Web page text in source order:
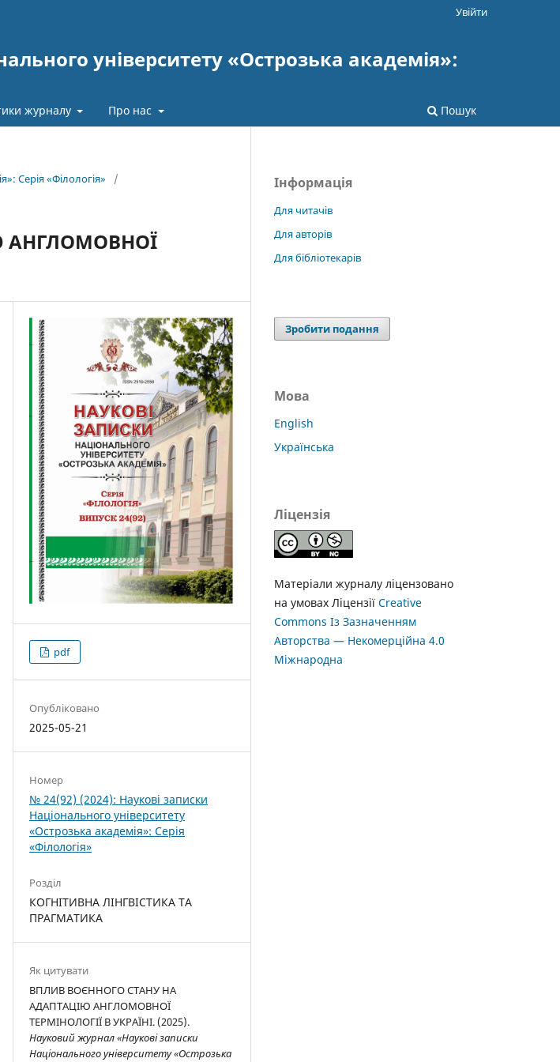
університету «Острозька академія»:
журналу Про нас Пошук
Увійти
Серія «Філологія»
/
АНГЛОМОВНОЇ
pdf
Опубліковано
2025-05-21
Номер
№ 24(92) (2024): Наукові записки
Національного університету
«Острозька академія»: Серія
«Філологія»
Розділ
КОГНІТИВНА ЛІНГВІСТИКА ТА
ПРАГМАТИКА
Як цитувати
ВПЛИВ ВОЄННОГО СТАНУ НА
АДАПТАЦІЮ АНГЛОМОВНОЇ
ТЕРМІНОЛОГІЇ В УКРАЇНІ. (2025).
Науковий журнал «Наукові записки
Національного університету «Острозька
Інформація
Для читачів
Для авторів
Для бібліотекарів
Зробити подання
Мова
English
Українська
Ліцензія
Матеріали журналу ліцензовано
на умовах Ліцензії Creative
Commons Із Зазначенням
Авторства — Некомерційна 4.0
Міжнародна